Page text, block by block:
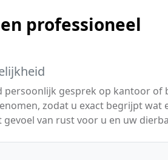
professioneel
persoonlijk gesprek op kantoor of
zodat u exact begrijpt wat
van rust voor u en uw